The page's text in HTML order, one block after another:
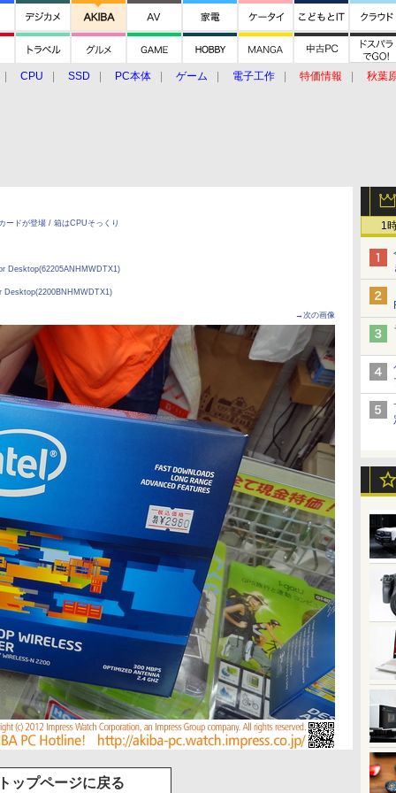
CPU SSD PC本体 ゲーム 電子工作 特価情報
秋葉
1
ードが登場 / 箱はCPUそっくり
Desktop(62205ANHMWDTX1)
Desktop(2200BNHMWDTX1)
→次の画像
ップページに戻る